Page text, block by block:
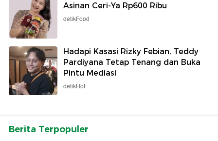
Asinan Ceri-Ya Rp600 Ribu
detikFood
Hadapi Kasasi Rizky Febian, Teddy
Pardiyana Tetap Tenang dan Buka
Pintu Mediasi
detikHot
Berita Terpopuler